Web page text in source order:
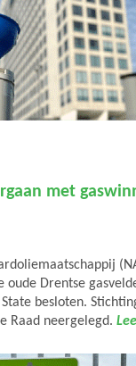
met
oude Drentse
besloten.
Raad neergelegd.